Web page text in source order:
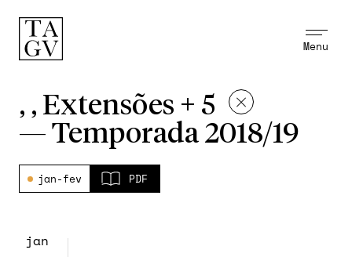
Menu
, , Extensões + 5
— Temporada 2018/19
jan-fev PDF
jan